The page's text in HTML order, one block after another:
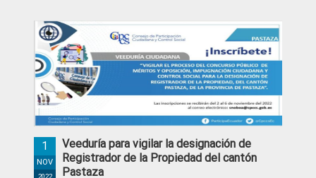
Veeduría para vigilar la designación de
Registrador de la Propiedad del cantón
Pastaza
1
NOV
2022